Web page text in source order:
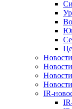
IR-